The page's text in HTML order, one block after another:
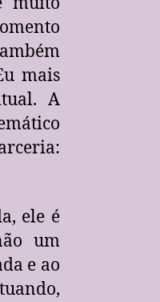
mais
A
ele é
um
e ao